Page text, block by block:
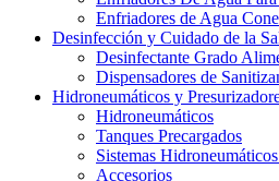
Enfriadores de Agua
Desinfección y Cuidado de la
Desinfectante Grado
Dispensadores de
Hidroneumáticos y
Hidroneumáticos
Tanques Precargados
Sistemas
Accesorios